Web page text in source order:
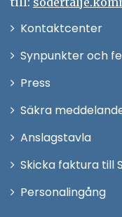
Kontaktcenter
Synpunkter och
Press
fönster
Säkra
Anslagstavla
Skicka faktura till
Personalingång